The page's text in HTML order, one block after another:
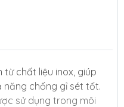
từ chất liệu inox, giúp
năng chống gỉ sét tốt.
sử dụng trong môi